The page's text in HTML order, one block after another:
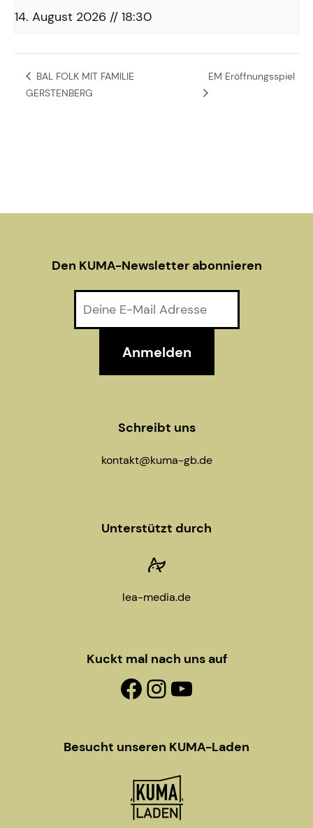
14. August 2026 // 18:30
BAL FOLK MIT FAMILIE
GERSTENBERG
EM Eröffnungsspiel
Den KUMA-Newsletter abonnieren
Schreibt uns
kontakt@kuma-gb.de
Unterstützt durch
lea-media.de
Kuckt mal nach uns auf
Facebook-Fanpage
Instagram
YouTube
Besucht unseren KUMA-Laden